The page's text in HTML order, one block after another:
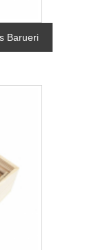
Barueri